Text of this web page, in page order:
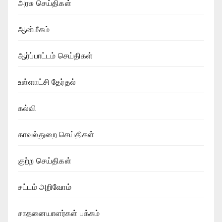
அரசு செய்திகள்
ஆன்மீகம்
ஆர்ப்பாட்டம் செய்திகள்
உள்ளாட்சி தேர்தல்
கல்வி
காவல்துறை செய்திகள்
குற்ற செய்திகள்
சட்டம் அறிவோம்
சாதனையாளர்கள் பக்கம்